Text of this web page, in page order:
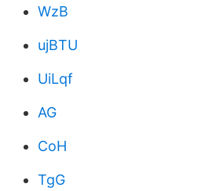
WzB
ujBTU
UiLqf
AG
CoH
TgG